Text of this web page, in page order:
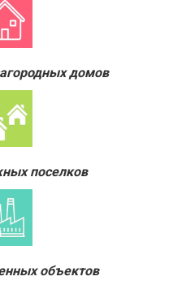
домов
поселков
объектов